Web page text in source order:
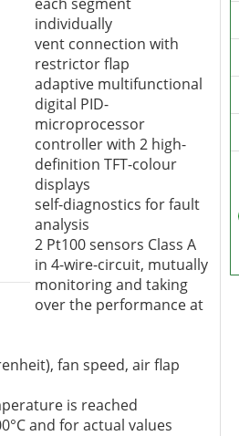
individually
vent connection with
restrictor flap
adaptive multifunctional
digital PID-
microprocessor
controller with 2 high-
definition TFT-colour
displays
self-diagnostics for fault
analysis
2 Pt100 sensors Class A
in 4-wire-circuit, mutually
monitoring and taking
over the performance at
fan speed, air flap
is reached
and for actual values